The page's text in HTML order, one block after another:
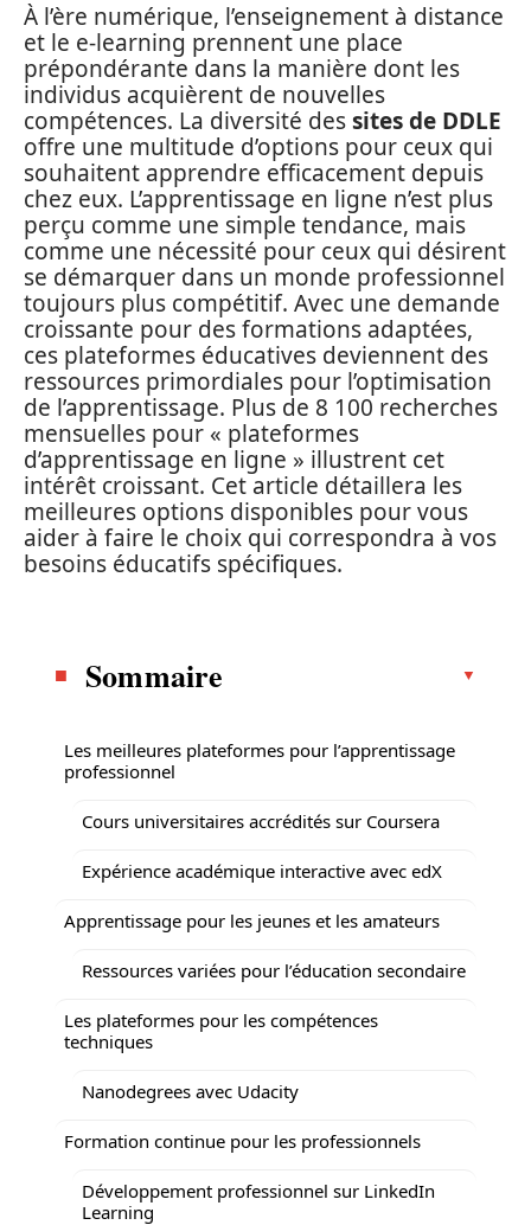
À l’ère numérique, l’enseignement à distance
et le e-learning prennent une place
prépondérante dans la manière dont les
individus acquièrent de nouvelles
compétences. La diversité dessites de DDLE
offre une multitude d’options pour ceux qui
souhaitent apprendre efficacement depuis
chez eux. L’apprentissage en ligne n’est plus
perçu comme une simple tendance, mais
comme une nécessité pour ceux qui désirent
se démarquer dans un monde professionnel
toujours plus compétitif. Avec une demande
croissante pour des formations adaptées,
ces plateformes éducatives deviennent des
ressources primordiales pour l’optimisation
de l’apprentissage. Plus de 8 100 recherches
mensuelles pour « plateformes
d’apprentissage en ligne » illustrent cet
intérêt croissant. Cet article détaillera les
meilleures options disponibles pour vous
aider à faire le choix qui correspondra à vos
besoins éducatifs spécifiques.
Sommaire
Les meilleures plateformes pour l’apprentissage
professionnel
Cours universitaires accrédités sur Coursera
Expérience académique interactive avec edX
Apprentissage pour les jeunes et les amateurs
Ressources variées pour l’éducation secondaire
Les plateformes pour les compétences
techniques
Nanodegrees avec Udacity
Formation continue pour les professionnels
Développement professionnel sur LinkedIn
Learning